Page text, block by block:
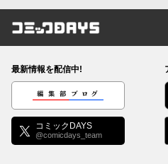
コミックDAYS
最新情報を配信中!
編集部ブログ
コミックDAYS
@comicdays_team